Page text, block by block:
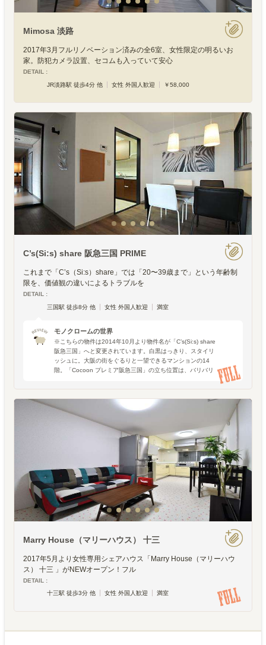
Mimosa 淡路
2017年3月フルリノベーション済みの全6室、女性限定の明るいお
家。防犯カメラ設置、セコムも入っていて安心
DETAIL :
JR淡路駅 徒歩4分 他
女性 外国人歓迎 ￥58,000
C’s(Si:s) share 阪急三国 PRIME
これまで「C’s（Si:s）share」では「20〜39歳まで」という年齢制
限を、価値観の違いによるトラブルを
DETAIL :
三国駅 徒歩8分 他
女性 外国人歓迎 満室
モノクロームの世界
※こちらの物件は2014年10月より物件名が「C’s(Si:s) share
阪急三国」へと変更されています。白黒はっきり、スタイリ
ッシュに。大阪の街をぐるりと一望できるマンションの14
階。「Cocoon プレミア阪急三国」の立ち位置は、バリバリ
Marry House（マリーハウス） 十三
2017年5月より女性専用シェアハウス「Marry House（マリーハウ
ス） 十三 」がNEWオープン！フル
DETAIL :
十三駅 徒歩3分 他
女性 外国人歓迎 満室